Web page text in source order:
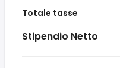
Totale tasse
Stipendio Netto